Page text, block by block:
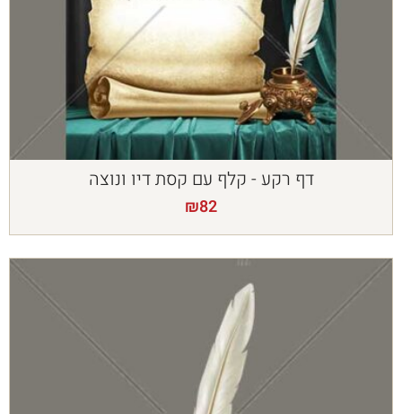
דף רקע - קלף עם קסת דיו ונוצה
₪82